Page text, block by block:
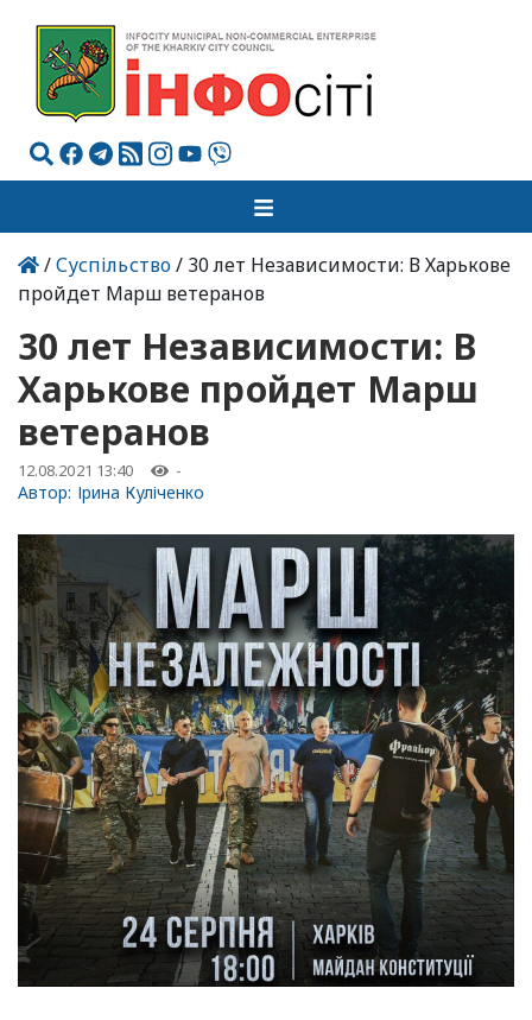
/Суспільство/ 30 лет Независимости: В Харькове
пройдет Марш ветеранов
30 лет Независимости: В
Харькове пройдет Марш
ветеранов
12.08.2021 13:40 -
Автор: Ірина Куліченко